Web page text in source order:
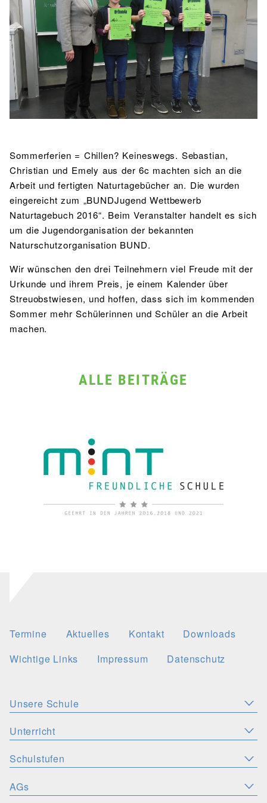
BIBLIOTHEK
Bibliothek Bibliothekskatalog
Schulbuchausleihe
Lehrmittelfreiheit
Buchempfehlungen
MENSA & BISTRO
Mensa & Bistro Speiseplan
Ernährungskonzept
SPORT
Sport als Leistungsfach Exkursionen
Wettkämpfe
Fachschaft
Sommerferien = Chillen? Keineswegs. Sebastian,
Christian und Emely aus der 6c machten sich an die
Arbeit und fertigten Naturtagebücher an. Die wurden
eingereicht zum „BUNDJugend Wettbewerb
Naturtagebuch 2016“. Beim Veranstalter handelt es sich
um die Jugendorganisation der bekannten
Naturschutzorganisation BUND.
Wir wünschen den drei Teilnehmern viel Freude mit der
Urkunde und ihrem Preis, je einem Kalender über
Streuobstwiesen, und hoffen, dass sich im kommenden
Sommer mehr Schülerinnen und Schüler an die Arbeit
machen.
ALLE BEITRÄGE
Termine Aktuelles Kontakt
Downloads
Wichtige Links
Impressum Datenschutz
Unsere Schule
Aktuelles
KONZEPTE
Christliche Akzente
Flüchtlingsarbeit
Inklusion Schulentwicklung
PERSONEN
Schulleitung
SV
Unterricht
SPRACHEN
Spanisch
MINT-FÄCHER
Schulstufen
ORIENTIERUNGSSTUFE
AGs